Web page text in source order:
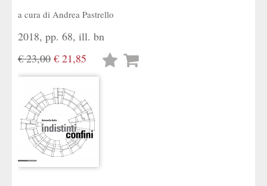
a cura di Andrea Pastrello
2018, pp. 68, ill. bn
€ 23,00 € 21,85
Lista